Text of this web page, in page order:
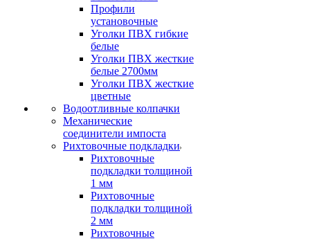
Профили
установочные
Уголки ПВХ гибкие
белые
Уголки ПВХ жесткие
белые 2700мм
Уголки ПВХ жесткие
цветные
Водоотливные колпачки
Механические
соединители импоста
Рихтовочные подкладки
Рихтовочные
подкладки толщиной
1 мм
Рихтовочные
подкладки толщиной
2 мм
Рихтовочные